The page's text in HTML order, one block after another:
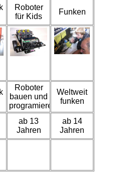
Roboter
für Kids
Funken
Roboter
bauen und
programieren
Weltweit
funken
ab 13
Jahren
ab 14
Jahren